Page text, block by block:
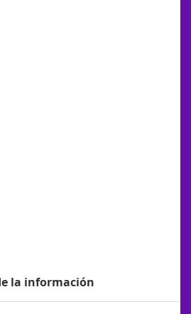
la información